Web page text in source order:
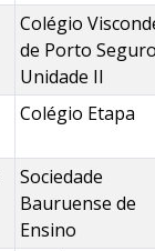
Colégio
de Porto
Unidade II
Colégio Etapa
Sociedade
Bauruense de
Ensino